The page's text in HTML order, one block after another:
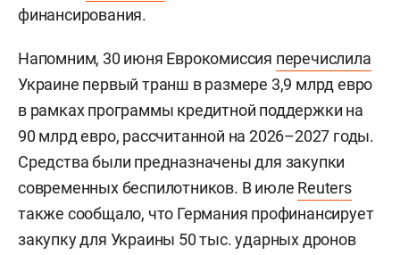
финансирования.
Напомним, 30 июня Еврокомиссия перечислила
Украине первый транш в размере 3,9 млрд евро
в рамках программы кредитной поддержки на
90 млрд евро, рассчитанной на 2026–2027 годы.
Средства были предназначены для закупки
современных беспилотников. В июле Reuters
также сообщало, что Германия профинансирует
закупку для Украины 50 тыс. ударных дронов